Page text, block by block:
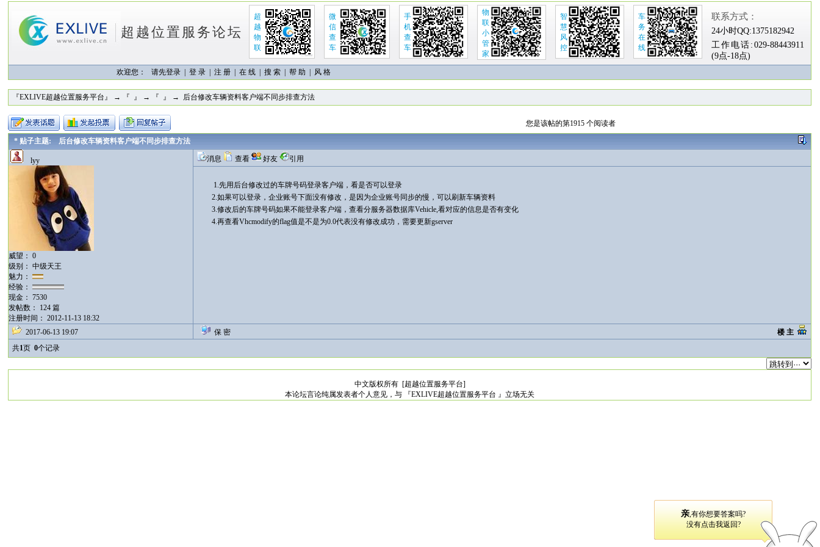
超越位置服务论坛
超
越
物
联
微
信
查
车
手
机
查
车
物
联
小
管
家
智
慧
风
控
车
务
在
线
联系方式：
24小时QQ:1375182942
工作电话:029-88443911
(9点-18点)
欢迎您： 请先登录 | 登 录 注 册 在 线 搜 索 帮 助 | 风 格
『EXLIVE超越位置服务平台』 → 『 』 → 『 』 → 后台修改车辆资料客户端不同步排查方法
您是该帖的第1915 个阅读者
* 贴子主题: 后台修改车辆资料客户端不同步排查方法
lyy
威望： 0
级别： 中级天王
魅力：
经验：
现金： 7530
发帖数： 124 篇
注册时间： 2012-11-13 18:32
消息 查看 好友 引用
1.先用后台修改过的车牌号码登录客户端，看是否可以登录
2.如果可以登录，企业账号下面没有修改，是因为企业账号同步的慢，可以刷新车辆资料
3.修改后的车牌号码如果不能登录客户端，查看分服务器数据库Vehicle,看对应的信息是否有变化
4.再查看Vhcmodify的flag值是不是为0.0代表没有修改成功，需要更新gserver
2017-06-13 19:07 保 密
楼 主
共1页0个记录
中文版权所有 [超越位置服务平台]
本论坛言论纯属发表者个人意见，与 『EXLIVE超越位置服务平台 』立场无关
亲,有你想要答案吗?
没有点击我返回?